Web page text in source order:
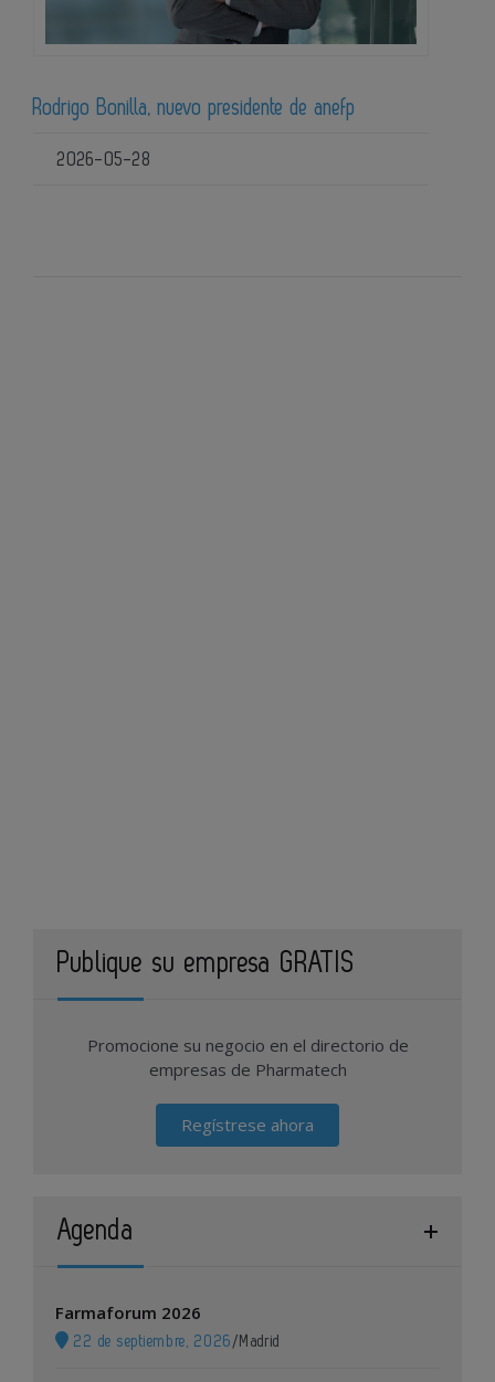
Rodrigo Bonilla, nuevo presidente de anefp
2026-05-28
Publique su empresa GRATIS
Promocione su negocio en el directorio de
empresas de Pharmatech
Regístrese ahora
Agenda
Farmaforum 2026
22 de septiembre, 2026 / Madrid